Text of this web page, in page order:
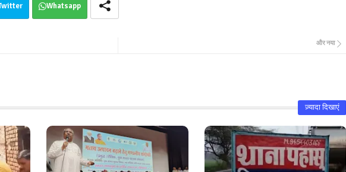
Whatsapp
और नया
ज़्यादा दिखाएं